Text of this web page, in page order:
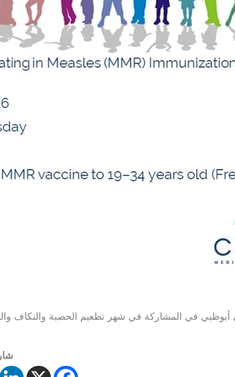
أبوظبي في المشاركة في شهر تطعيم الحصبة والنكاف